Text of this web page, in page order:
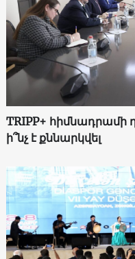
TRIPP+ հիմնադրամի
ի՞նչ է քննարկվել